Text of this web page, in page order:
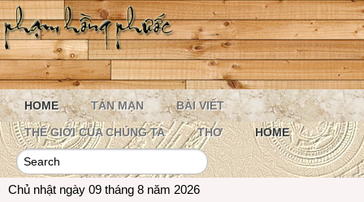
HOME TẢN MẠN BÀI VIẾT
THẾ GIỚI CỦA CHÚNG TA THƠ HOME
Chủ nhật ngày 09 tháng 8 năm 2026